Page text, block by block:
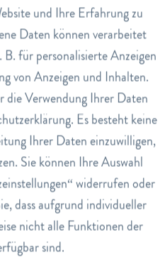
und diskutieren...
Inaktiv
Inaktiv
Inaktiv
und Ihre Erfahrung zu
Daten können verarbeitet
für personalisierte Anzeigen
von Anzeigen und Inhalten.
Verwendung Ihrer Daten
Es besteht keine
Ihrer Daten einzuwilligen,
Sie können Ihre Auswahl
widerrufen oder
dass aufgrund individueller
nicht alle Funktionen der
sind.